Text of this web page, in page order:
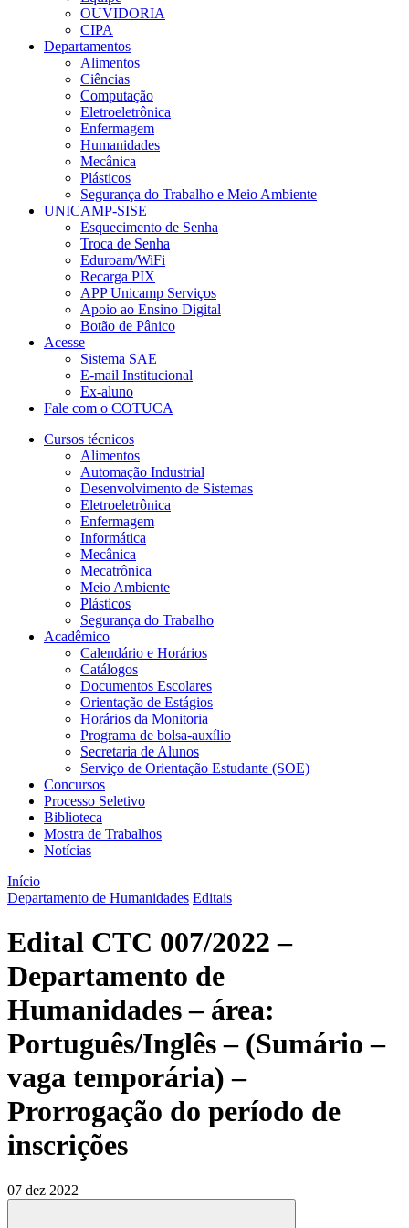
OUVIDORIA
CIPA
Departamentos
Alimentos
Ciências
Computação
Eletroeletrônica
Enfermagem
Humanidades
Mecânica
Plásticos
Segurança do Trabalho e Meio Ambiente
UNICAMP-SISE
Esquecimento de Senha
Troca de Senha
Eduroam/WiFi
Recarga PIX
APP Unicamp Serviços
Apoio ao Ensino Digital
Botão de Pânico
Acesse
Sistema SAE
E-mail Institucional
Ex-aluno
Fale com o COTUCA
Cursos técnicos
Alimentos
Automação Industrial
Desenvolvimento de Sistemas
Eletroeletrônica
Enfermagem
Informática
Mecânica
Mecatrônica
Meio Ambiente
Plásticos
Segurança do Trabalho
Acadêmico
Calendário e Horários
Catálogos
Documentos Escolares
Orientação de Estágios
Horários da Monitoria
Programa de bolsa-auxílio
Secretaria de Alunos
Serviço de Orientação Estudante (SOE)
Concursos
Processo Seletivo
Biblioteca
Mostra de Trabalhos
Notícias
Início
Departamento de Humanidades Editais
Edital CTC 007/2022 –
Departamento de
Humanidades – área:
Português/Inglês – (Sumário –
vaga temporária) –
Prorrogação do período de
inscrições
07 dez 2022